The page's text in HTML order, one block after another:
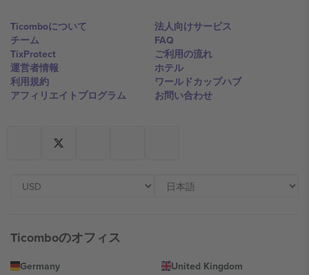
Ticomboについて
チーム
TixProtect
運営者情報
利用規約
アフィリエイトプログラム
法人向けサービス
FAQ
ご利用の流れ
ホテル
ワールドカップハブ
お問い合わせ
Ticomboのオフィス
Germany
United Kingdom